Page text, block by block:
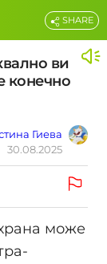
ви
конечно
Гиева
30.08.2025
SHARE
може